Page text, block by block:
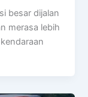
besar dijalan
merasa lebih